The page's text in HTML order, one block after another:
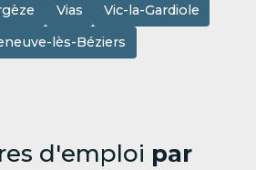
Vias
Vic-la-Gardiole
lès-Béziers
d'emploi par